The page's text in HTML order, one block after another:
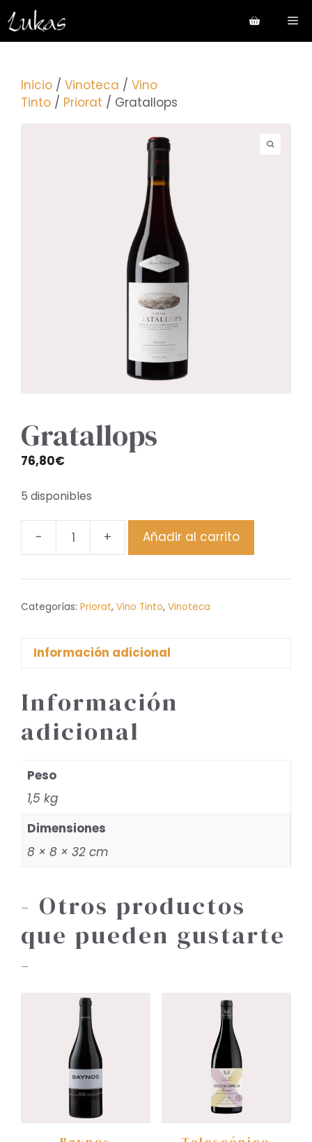
Saltar
al
contenido
Inicio / Vinoteca / Vino
Tinto / Priorat / Gratallops
Gratallops
76,80€
5 disponibles
-
Gratallops
+ Añadir al carrito
Categorías: Priorat, Vino Tinto, Vinoteca
Información adicional
Información
adicional
Peso
1,5 kg
Dimensiones
8 × 8 × 32 cm
- Otros productos
que pueden gustarte
-